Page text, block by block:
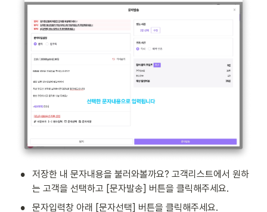
•
저장한 내 문자내용을 불러와볼까요? 고객리스트에서 원하
는 고객을 선택하고 [문자발송] 버튼을 클릭해주세요.
• 문자입력창 아래 [문자선택] 버튼을 클릭해주세요.